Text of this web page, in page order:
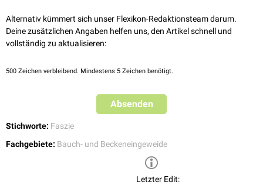
Alternativ kümmert sich unser Flexikon-Redaktionsteam darum.
Deine zusätzlichen Angaben helfen uns, den Artikel schnell und
vollständig zu aktualisieren:
500 Zeichen verbleibend. Mindestens 5 Zeichen benötigt.
Absenden
Stichworte: Faszie
Fachgebiete: Bauch- und Beckeneingeweide
Letzter Edit: